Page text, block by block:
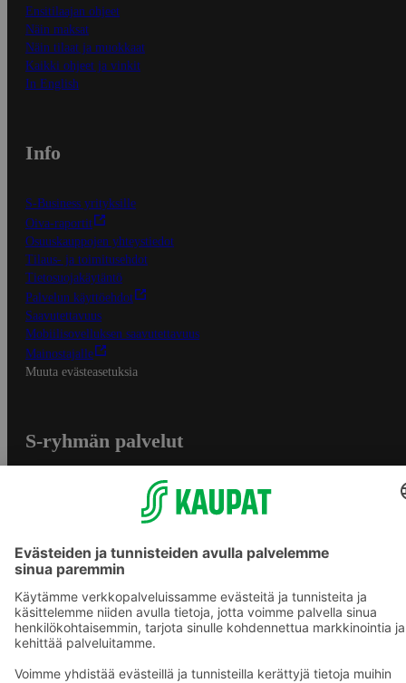
Ensitilaajan ohjeet
Näin maksat
Näin tilaat ja muokkaat
Kaikki ohjeet ja vinkit
In English
Info
S-Business yrityksille
Oiva-raportit
Osuuskauppojen yhteystiedot
Tilaus- ja toimitusehdot
Tietosuojakäytäntö
Palvelun käyttöehdot
Saavutettavuus
Mobiilisovelluksen saavutettavuus
Mainostajalle
Muuta evästeasetuksia
S-ryhmän palvelut
S-ostoslista -sovellus
Prisma.fi
Sokos.fi
S-Pankki
Yhteishyvä
Sokos Hotels
Raflaamo